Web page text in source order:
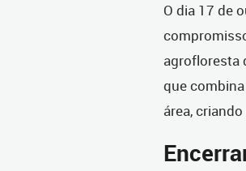
O dia 17 de
agrofloresta
que
área,